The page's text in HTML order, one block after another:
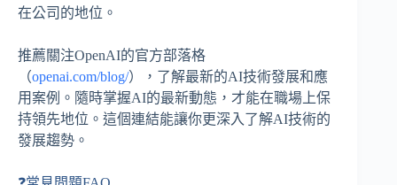
在公司的地位。
推薦關注OpenAI的官方部落格
（openai.com/blog/），了解最新的AI技術發展和應
用案例。隨時掌握AI的最新動態，才能在職場上保
持領先地位。這個連結能讓你更深入了解AI技術的
發展趨勢。